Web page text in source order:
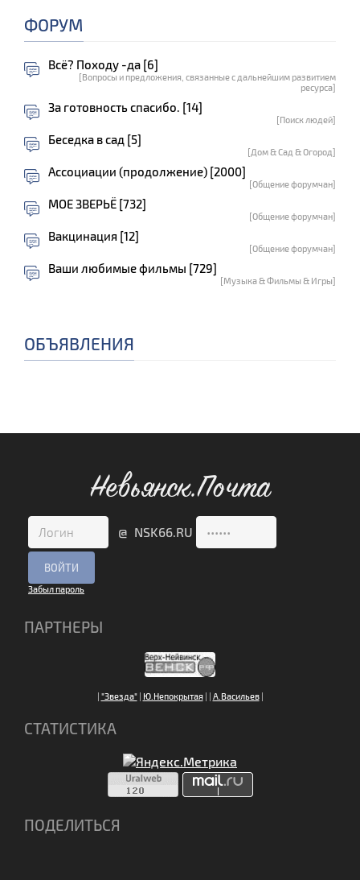
ФОРУМ
Всё? Походу -да [6]
[Вопросы и предложения, связанные с дальнейшим развитием
ресурса]
За готовность спасибо. [14]
[Поиск людей]
Беседка в сад [5]
[Дом & Сад & Огород]
Ассоциации (продолжение) [2000]
[Общение форумчан]
МОЕ ЗВЕРЬЁ [732]
[Общение форумчан]
Вакцинация [12]
[Общение форумчан]
Ваши любимые фильмы [729]
[Музыка & Фильмы & Игры]
ОБЪЯВЛЕНИЯ
Невьянск.Почта
@ NSK66.RU
Забыл пароль
ПАРТНЕРЫ
| "Звезда"| Ю.Непокрытая| | А.Васильев|
СТАТИСТИКА
ПОДЕЛИТЬСЯ